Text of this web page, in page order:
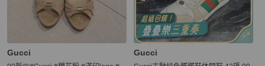
Gucci Gucci